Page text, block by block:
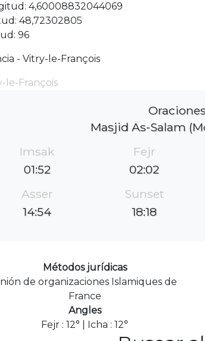
4,60008832044069
48,72302805
96
- Vitry-le-François
le-François
Masjid As-Salam
Imsak
01:52
Fejr
02:02
Asser
14:54
Sunset
18:18
Métodos jurídicas
de organizaciones Islamiques de
France
Angles
Fejr : 12° | Icha : 12°